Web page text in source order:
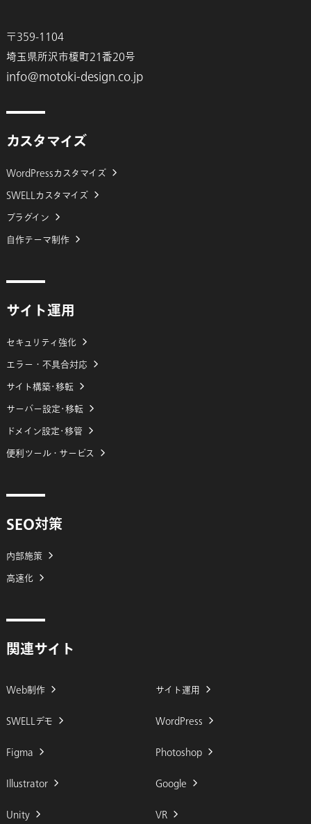
〒359-1104
埼玉県所沢市榎町21番20号
info@motoki-design.co.jp
カスタマイズ
WordPressカスタマイズ
SWELLカスタマイズ
プラグイン
自作テーマ制作
サイト運用
セキュリティ強化
エラー・不具合対応
サイト構築･移転
サーバー設定･移転
ドメイン設定･移管
便利ツール・サービス
SEO対策
内部施策
高速化
関連サイト
Web制作 サイト運用
SWELLデモ WordPress
Figma Photoshop
Illustrator Google
Unity VR